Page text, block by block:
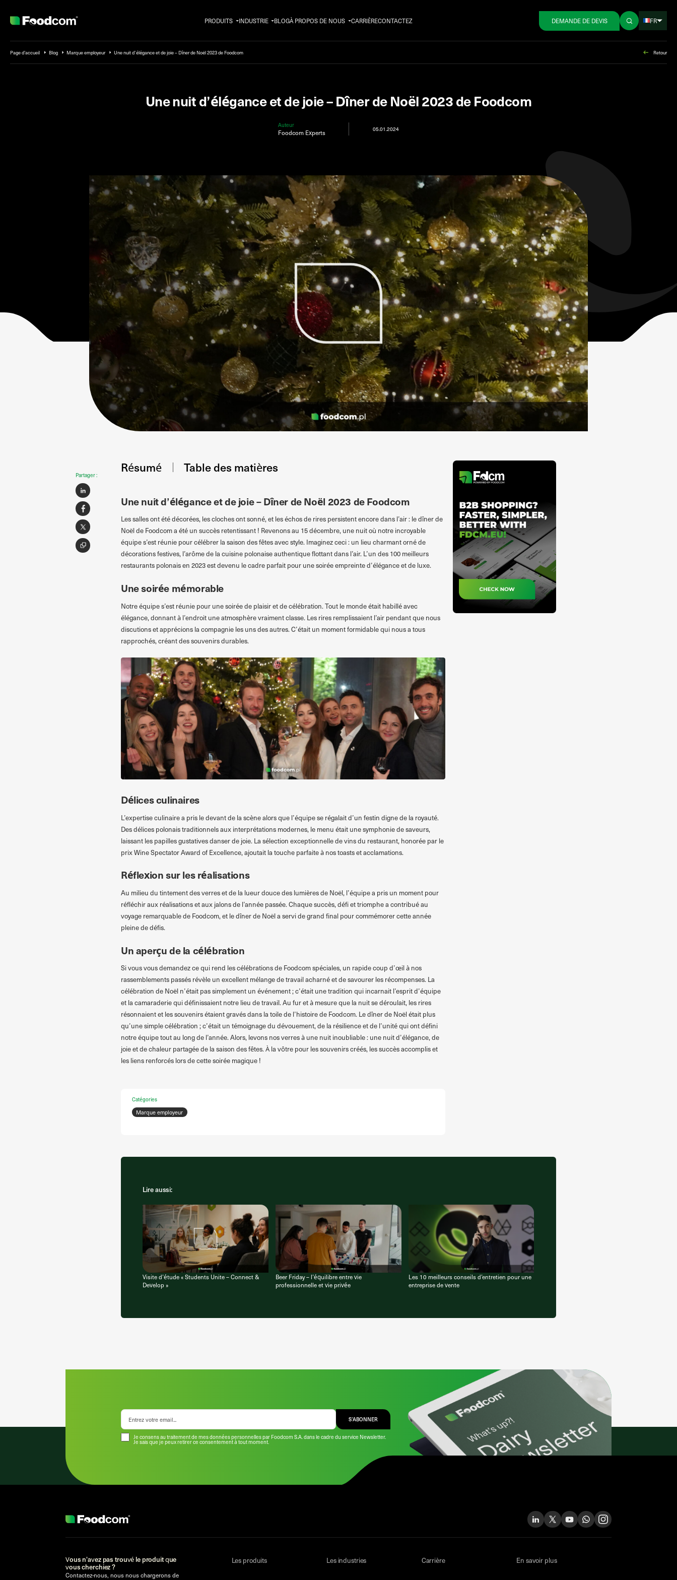
PRODUITS INDUSTRIE BLOGÀ PROPOS DE NOUS CARRIÈRECONTACTEZ DEMANDE DE DEVIS FR
Page d’accueil Blog Marque employeur Une nuit d’élégance et de joie – Dîner de Noël 2023 de Foodcom Retour
Une nuit d’élégance et de joie – Dîner de Noël 2023 de Foodcom
Auteur
Foodcom Experts 05.01.2024
Partager :
Résumé Table des matières
Une nuit d’élégance et de joie – Dîner de Noël 2023 de Foodcom
Les salles ont été décorées, les cloches ont sonné, et les échos de rires persistent encore dans l’air : le dîner de
Noël de Foodcom a été un succès retentissant ! Revenons au 15 décembre, une nuit où notre incroyable
équipe s’est réunie pour célébrer la saison des fêtes avec style. Imaginez ceci : un lieu charmant orné de
décorations festives, l’arôme de la cuisine polonaise authentique flottant dans l’air. L’un des 100 meilleurs
restaurants polonais en 2023 est devenu le cadre parfait pour une soirée empreinte d’élégance et de luxe.
Une soirée mémorable
Notre équipe s’est réunie pour une soirée de plaisir et de célébration. Tout le monde était habillé avec
élégance, donnant à l’endroit une atmosphère vraiment classe. Les rires remplissaient l’air pendant que nous
discutions et apprécions la compagnie les uns des autres. C’était un moment formidable qui nous a tous
rapprochés, créant des souvenirs durables.
Délices culinaires
L’expertise culinaire a pris le devant de la scène alors que l’équipe se régalait d’un festin digne de la royauté.
Des délices polonais traditionnels aux interprétations modernes, le menu était une symphonie de saveurs,
laissant les papilles gustatives danser de joie. La sélection exceptionnelle de vins du restaurant, honorée par le
prix Wine Spectator Award of Excellence, ajoutait la touche parfaite à nos toasts et acclamations.
Réflexion sur les réalisations
Au milieu du tintement des verres et de la lueur douce des lumières de Noël, l’équipe a pris un moment pour
réfléchir aux réalisations et aux jalons de l’année passée. Chaque succès, défi et triomphe a contribué au
voyage remarquable de Foodcom, et le dîner de Noël a servi de grand final pour commémorer cette année
pleine de défis.
Un aperçu de la célébration
Si vous vous demandez ce qui rend les célébrations de Foodcom spéciales, un rapide coup d’œil à nos
rassemblements passés révèle un excellent mélange de travail acharné et de savourer les récompenses. La
célébration de Noël n’était pas simplement un événement ; c’était une tradition qui incarnait l’esprit d’équipe
et la camaraderie qui définissaient notre lieu de travail. Au fur et à mesure que la nuit se déroulait, les rires
résonnaient et les souvenirs étaient gravés dans la toile de l’histoire de Foodcom. Le dîner de Noël était plus
qu’une simple célébration ; c’était un témoignage du dévouement, de la résilience et de l’unité qui ont défini
notre équipe tout au long de l’année. Alors, levons nos verres à une nuit inoubliable : une nuit d’élégance, de
joie et de chaleur partagée de la saison des fêtes. À la vôtre pour les souvenirs créés, les succès accomplis et
les liens renforcés lors de cette soirée magique !
Catégories
Marque employeur
Lire aussi:
Visite d’étude « Students Unite – Connect &
Develop »
Beer Friday – l’équilibre entre vie
professionnelle et vie privée
Les 10 meilleurs conseils d’entretien pour une
entreprise de vente
Je consens au traitement de mes données personnelles par Foodcom S.A. dans le cadre du service Newsletter.
Je sais que je peux retirer ce consentement à tout moment.
S’ABONNER
Vous n'avez pas trouvé le produit que
vous cherchiez ?
Contactez-nous, nous nous chargerons de
Les produits Les industries Carrière En savoir plus